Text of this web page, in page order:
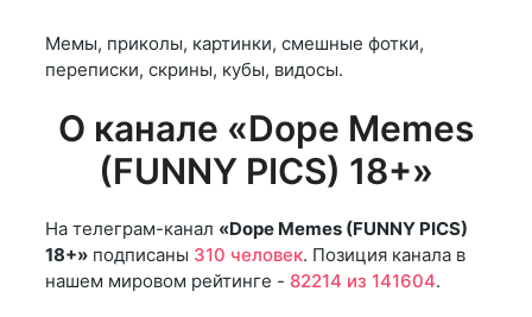
Мемы, приколы, картинки, смешные фотки,
переписки, скрины, кубы, видосы.
О канале «Dope Memes
(FUNNY PICS) 18+»
На телеграм-канал «Dope Memes (FUNNY PICS)
18+» подписаны 310 человек. Позиция канала в
нашем мировом рейтинге - 82214 из 141604.